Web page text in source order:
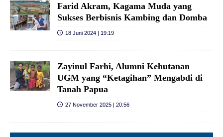
Farid Akram, Kagama Muda yang
Sukses Berbisnis Kambing dan Domba
18 Juni 2024 | 19:19
Zayinul Farhi, Alumni Kehutanan
UGM yang “Ketagihan” Mengabdi di
Tanah Papua
27 November 2025 | 20:56